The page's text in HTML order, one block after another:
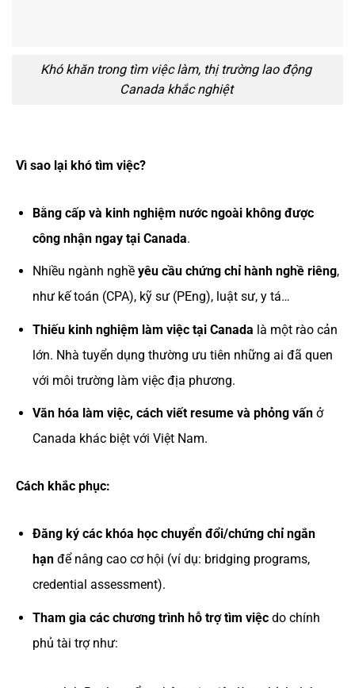
Khó khăn trong tìm việc làm, thị trường lao động
Canada khắc nghiệt
Vì sao lại khó tìm việc?
Bằng cấp và kinh nghiệm nước ngoài không được
công nhận ngay tại Canada.
Nhiều ngành nghề yêu cầu chứng chỉ hành nghề riêng,
như kế toán (CPA), kỹ sư (PEng), luật sư, y tá…
Thiếu kinh nghiệm làm việc tại Canada là một rào cản
lớn. Nhà tuyển dụng thường ưu tiên những ai đã quen
với môi trường làm việc địa phương.
Văn hóa làm việc, cách viết resume và phỏng vấnở
Canada khác biệt với Việt Nam.
Cách khắc phục:
Đăng ký các khóa học chuyển đổi/chứng chỉ ngắn
hạnđể nâng cao cơ hội (ví dụ: bridging programs,
credential assessment).
Tham gia các chương trình hỗ trợ tìm việcdo chính
phủ tài trợ như: